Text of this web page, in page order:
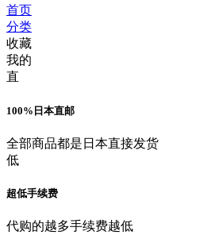
首页
分类
收藏
我的
直
100%日本直邮
全部商品都是日本直接发货
低
超低手续费
代购的越多手续费越低